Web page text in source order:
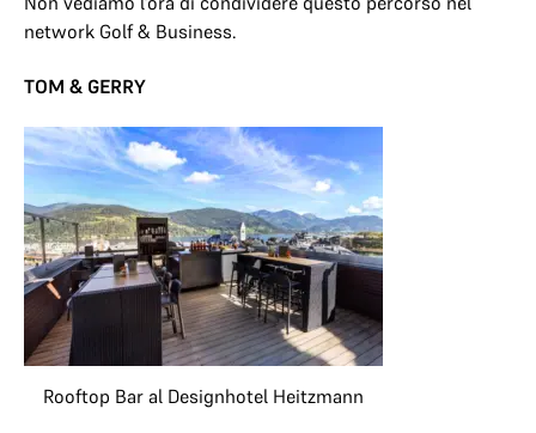
network Golf & Business.
TOM & GERRY
Rooftop Bar al Designhotel Heitzmann